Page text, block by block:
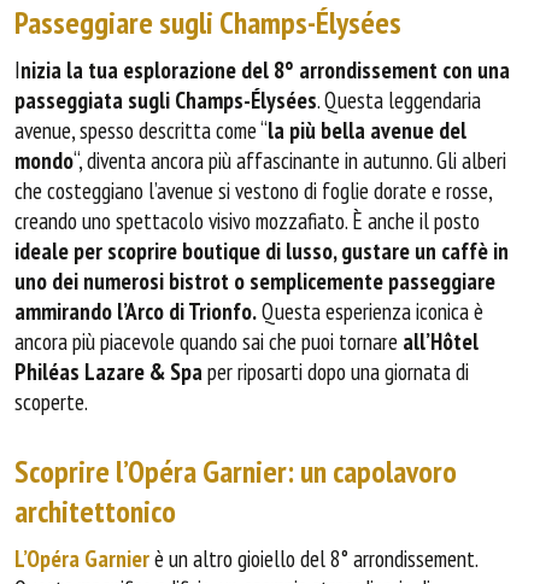
Passeggiare sugli Champs-Élysées
Inizia la tua esplorazione del 8° arrondissement con una
passeggiata sugli Champs-Élysées. Questa leggendaria
avenue, spesso descritta come “la più bella avenue del
mondo“, diventa ancora più affascinante in autunno. Gli alberi
che costeggiano l’avenue si vestono di foglie dorate e rosse,
creando uno spettacolo visivo mozzafiato. È anche il posto
ideale per scoprire boutique di lusso, gustare un caffè in
uno dei numerosi bistrot o semplicemente passeggiare
ammirando l’Arco di Trionfo.Questa esperienza iconica è
ancora più piacevole quando sai che puoi tornare all’Hôtel
Philéas Lazare & Spa per riposarti dopo una giornata di
scoperte.
Scoprire l’Opéra Garnier: un capolavoro
architettonico
L’Opéra Garnierè un altro gioiello del 8° arrondissement.